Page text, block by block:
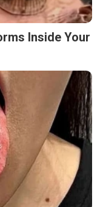
Inside Your